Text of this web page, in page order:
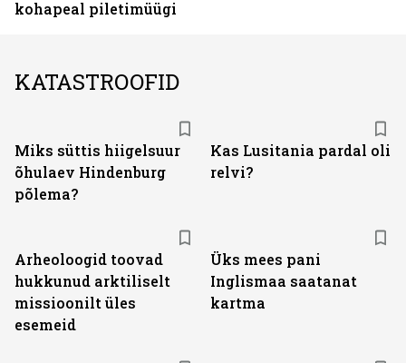
kohapeal piletimüügi
KATASTROOFID
Miks süttis hiigelsuur
õhulaev Hindenburg
põlema?
Kas Lusitania pardal oli
relvi?
Arheoloogid toovad
hukkunud arktiliselt
missioonilt üles
esemeid
Üks mees pani
Inglismaa saatanat
kartma